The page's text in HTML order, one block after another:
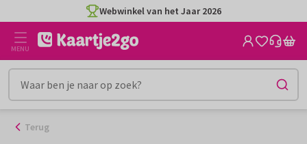
naar
inhoud
Webwinkel van het Jaar 2026
MENU
Terug